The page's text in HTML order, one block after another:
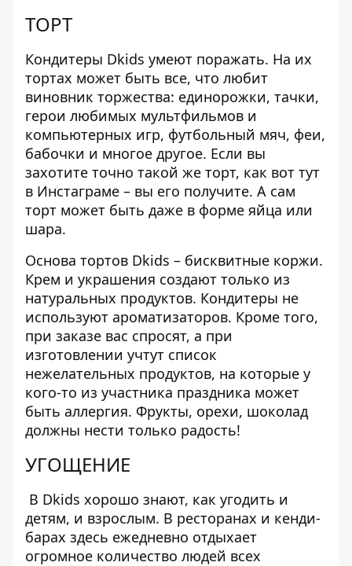
ТОРТ
Кондитеры Dkids умеют поражать. На их
тортах может быть все, что любит
виновник торжества: единорожки, тачки,
герои любимых мультфильмов и
компьютерных игр, футбольный мяч, феи,
бабочки и многое другое. Если вы
захотите точно такой же торт, как вот тут
в Инстаграме – вы его получите. А сам
торт может быть даже в форме яйца или
шара.
Основа тортов Dkids – бисквитные коржи.
Крем и украшения создают только из
натуральных продуктов. Кондитеры не
используют ароматизаторов. Кроме того,
при заказе вас спросят, а при
изготовлении учтут список
нежелательных продуктов, на которые у
кого-то из участника праздника может
быть аллергия. Фрукты, орехи, шоколад
должны нести только радость!
УГОЩЕНИЕ
В Dkids хорошо знают, как угодить и
детям, и взрослым. В ресторанах и кенди-
барах здесь ежедневно отдыхает
огромное количество людей всех